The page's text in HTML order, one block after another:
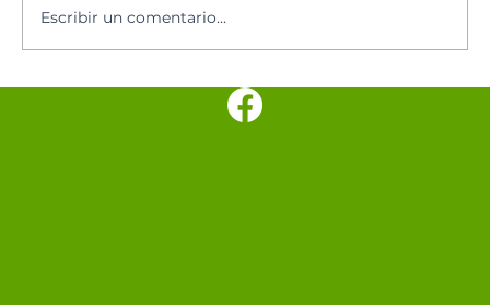
Los cinco minutos del Espíritu
Escribir un comentario...